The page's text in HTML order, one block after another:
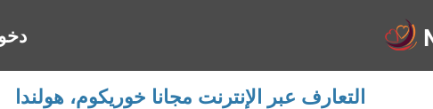
التعارف عبر الإنترنت مجانا خوريكوم، هولندا